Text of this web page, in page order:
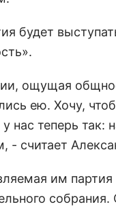
будет
ощущая
ею. Хочу,
нас теперь так:
- считает
им